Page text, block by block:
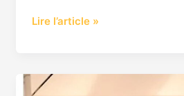
Lire l’article »
Faites